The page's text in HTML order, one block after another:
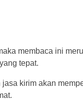
membaca ini
tepat.
kirim akan